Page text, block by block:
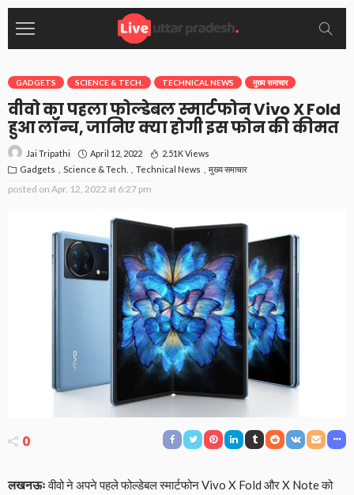
GADGETS SCIENCE & TECH. TECHNICAL NEWS मुख्य समाचार
वीवो का पहला फोल्डेबल स्मार्टफोन Vivo X Fold
हुआ लॉन्च, जानिए क्या होगी इस फोन की कीमत
Jai Tripathi April 12, 2022
2.51K Views
Gadgets
Science & Tech. Technical News मुख्य समाचार
posted on Apr. 12, 2022 at 6:27 pm
0
लखनऊःवीवो ने अपने पहले फोल्डेबल स्मार्टफोन Vivo X Fold और X Note को